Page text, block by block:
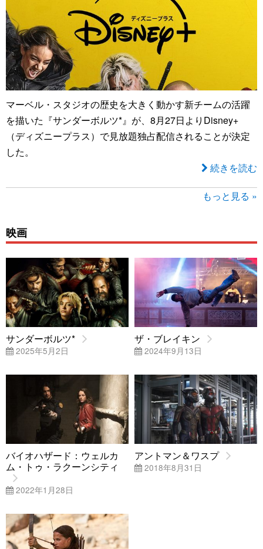
マーベル・スタジオの歴史を大きく動かす新チームの活躍
を描いた『サンダーボルツ*』が、8月27日よりDisney+
（ディズニープラス）で見放題独占配信されることが決定
した。
続きを読む
もっと見る »
映画
サンダーボルツ*
2025年5月2日
ザ・ブレイキン
2024年9月13日
バイオハザード：ウェルカ
ム・トゥ・ラクーンシティ
2022年1月28日
アントマン＆ワスプ
2018年8月31日